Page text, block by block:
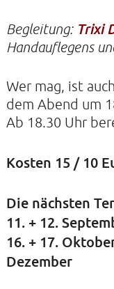
KIRCHE DER
Helenenstraße 14A
Begleitung:Trixi
Handauflegens
Wer mag, ist
dem Abend um
Ab 18.30 Uhr
Kosten 15 / 10
Die nächsten
11. + 12.
16. + 17.
Dezember